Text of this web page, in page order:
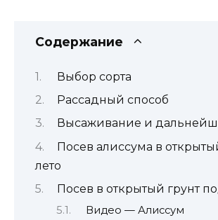
Содержание
Выбор сорта
Рассадный способ
Высаживание и
Посев алиссума в
лето
Посев в открытый грунт
Видео — Алиссум